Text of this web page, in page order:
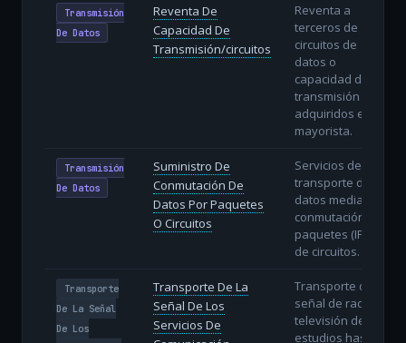
Transmisión
De Datos
Reventa De
Capacidad De
Transmisión/circuitos
Reventa a
terceros de
circuitos de
datos o
capacidad de
transmisión
adquiridos en
mayorista.
Transmisión
De Datos
Suministro De
Conmutación De
Datos Por Paquetes
O Circuitos
Servicios de
transporte de
datos mediante
conmutación de
paquetes (IP) o
de circuitos.
Transporte
De La Señal
De Los
Transporte De La
Señal De Los
Servicios De
Transporte de la
señal de radio y
televisión desde
estudios hasta